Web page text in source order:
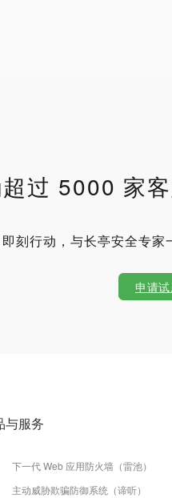
过 5000 家
即刻行动，与长亭安全专家
申请
与服务
下一代 Web 应用防火墙（雷池）
主动威胁欺骗防御系统（谛听）